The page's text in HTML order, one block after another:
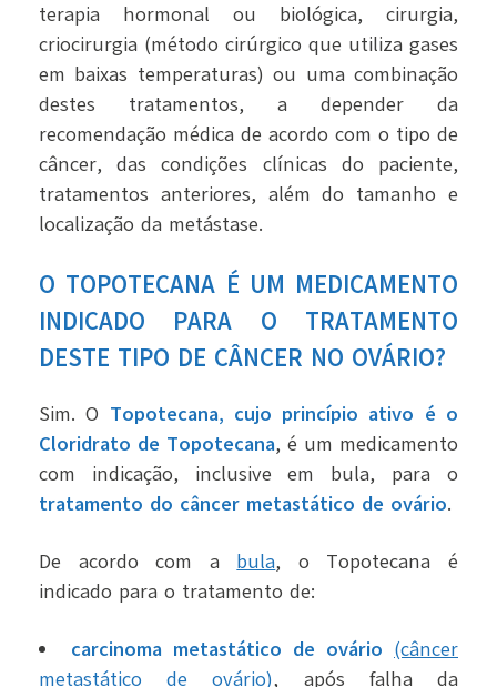
terapia hormonal ou biológica, cirurgia,
criocirurgia (método cirúrgico que utiliza gases
em baixas temperaturas) ou uma combinação
destes tratamentos, a depender da
recomendação médica de acordo com o tipo de
câncer, das condições clínicas do paciente,
tratamentos anteriores, além do tamanho e
localização da metástase.
O TOPOTECANA É UM MEDICAMENTO
INDICADO PARA O TRATAMENTO
DESTE TIPO DE CÂNCER NO OVÁRIO?
Sim. O Topotecana, cujo princípio ativo é o
Cloridrato de Topotecana, é um medicamento
com indicação, inclusive em bula, para o
tratamento do câncer metastático de ovário.
De acordo com a bula, o Topotecana é
indicado para o tratamento de:
carcinoma metastático de ovário (câncer
metastático de ovário), após falha da